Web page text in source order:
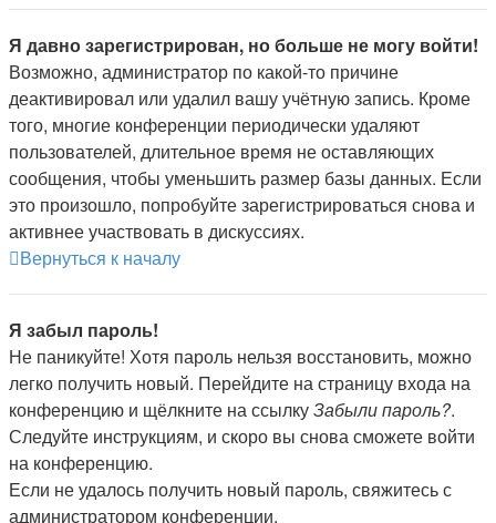
Я давно зарегистрирован, но больше не могу войти!
Возможно, администратор по какой-то причине
деактивировал или удалил вашу учётную запись. Кроме
того, многие конференции периодически удаляют
пользователей, длительное время не оставляющих
сообщения, чтобы уменьшить размер базы данных. Если
это произошло, попробуйте зарегистрироваться снова и
активнее участвовать в дискуссиях.
Вернуться к началу
Я забыл пароль!
Не паникуйте! Хотя пароль нельзя восстановить, можно
легко получить новый. Перейдите на страницу входа на
конференцию и щёлкните на ссылкуЗабыли пароль?.
Следуйте инструкциям, и скоро вы снова сможете войти
на конференцию.
Если не удалось получить новый пароль, свяжитесь с
администратором конференции.